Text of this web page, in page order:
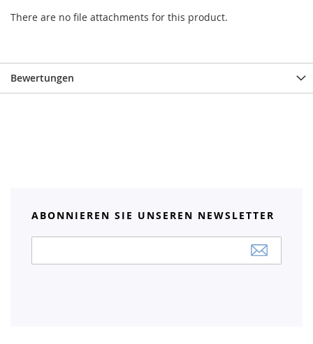
There are no file attachments for this product.
Bewertungen
ABONNIEREN SIE UNSEREN NEWSLETTER
Newsletter: